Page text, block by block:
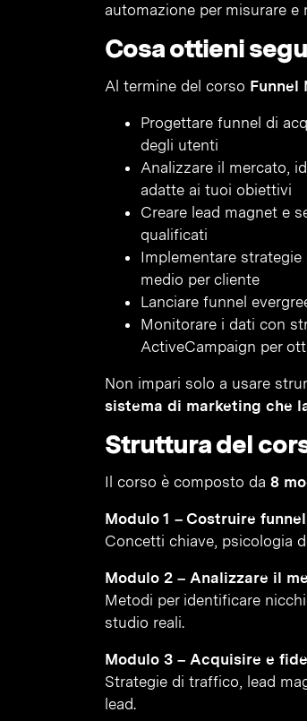
automazione per misurare
Cosa ottieni
Al termine del corso Funnel
Progettare funnel di
degli utenti
Analizzare il mercato,
adatte ai tuoi obiettivi
Creare lead magnet e
qualificati
Implementare
medio per cliente
Lanciare funnel
Monitorare i dati con
ActiveCampaign per
Non impari solo a usare
sistema di marketing che
Struttura del
Il corso è composto da 8
Modulo 1 – Costruire
Concetti chiave, psicologia
Modulo 2 – Analizzare il
Metodi per identificare
studio reali.
Modulo 3 – Acquisire e
Strategie di traffico, lead
lead.